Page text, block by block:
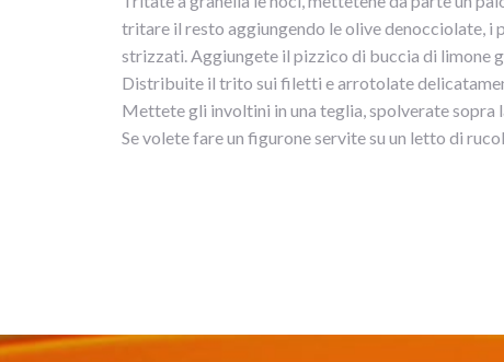
tritare il resto aggiungendo le olive denocciolate, i
strizzati. Aggiungete il pizzico di buccia di limone
Distribuite il trito sui filetti e arrotolate
Mettete gli involtini in una teglia, spolverate sopra
Se volete fare un figurone servite su un letto di